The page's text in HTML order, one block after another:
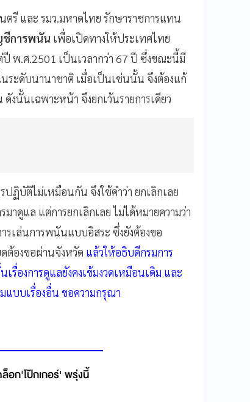
ตรี และ รมว.มหาดไทย รักษาราชการแทน
การพนัน เพื่อเปิดทางให้ประเทศไทย
ปี พ.ศ.2501 เป็นเวลากว่า 67 ปี ซึ่งขณะนี้มี
ระดับนานาชาติ เมื่อเป็นเช่นนั้น จึงต้องแก้
นั้นเฉพาะหน้า จึงยกเว้นรายการเดียว
ฏิบัติไม่เหมือนกัน จึงใช้คำว่า ยกเลิกเลย
ดูแล แต่การยกเลิกเลย ไม่ได้หมายความว่า
รเล่นการพนันแบบอิสระ ซึ่งยังต้องขอ
ต้องขอผ่านจังหวัด แล้วให้อธิบดีกรมการ
องการดูแลยังคงเข้มงวดเหมือนเดิม และ
แบบเรื่องอื่น ขอความกรุณา
ก'โป๊กเกอร์' พรุ่งนี้